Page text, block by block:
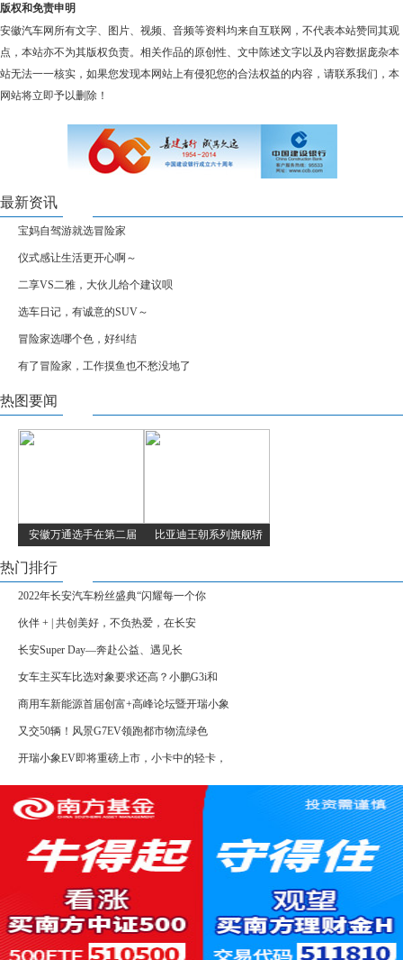
版权和免责申明
安徽汽车网所有文字、图片、视频、音频等资料均来自互联网，不代表本站赞同其观
点，本站亦不为其版权负责。相关作品的原创性、文中陈述文字以及内容数据庞杂本
站无法一一核实，如果您发现本网站上有侵犯您的合法权益的内容，请联系我们，本
网站将立即予以删除！
最新资讯
宝妈自驾游就选冒险家
仪式感让生活更开心啊～
二享VS二雅，大伙儿给个建议呗
选车日记，有诚意的SUV～
冒险家选哪个色，好纠结
有了冒险家，工作摸鱼也不愁没地了
热图要闻
安徽万通选手在第二届 比亚迪王朝系列旗舰轿
热门排行
2022年长安汽车粉丝盛典“闪耀每一个你
伙伴 + | 共创美好，不负热爱，在长安
长安Super Day—奔赴公益、遇见长
女车主买车比选对象要求还高？小鹏G3i和
商用车新能源首届创富+高峰论坛暨开瑞小象
又交50辆！风景G7EV领跑都市物流绿色
开瑞小象EV即将重磅上市，小卡中的轻卡，